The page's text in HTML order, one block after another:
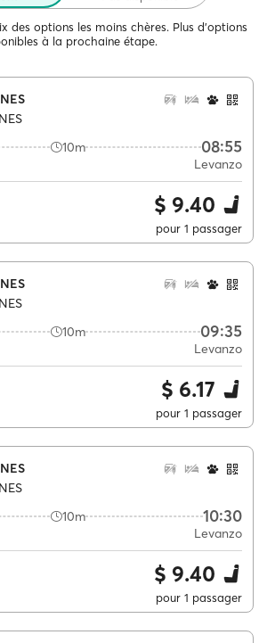
des options les moins chères. Plus d'options
à la prochaine étape.
10m 08:55
Levanzo
$ 9.40
pour 1 passager
10m 09:35
Levanzo
$ 6.17
pour 1 passager
10m 10:30
Levanzo
$ 9.40
pour 1 passager